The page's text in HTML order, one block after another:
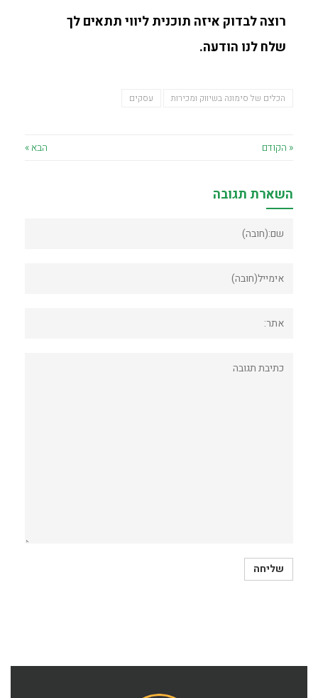
רוצה לבדוק איזה תוכנית ליווי תתאים לך
שלח לנו הודעה.
הכלים של סימונה בשיווק ומכירות עסקים
« הקודם הבא »
השארת תגובה